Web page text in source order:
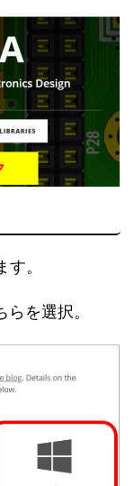
。
を選択。